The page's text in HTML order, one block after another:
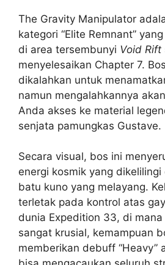
The Gravity Manipulator
kategori “Elite Remnant”
di area tersembunyi Void Rift
menyelesaikan Chapter 7.
dikalahkan untuk
namun mengalahkannya
Anda akses ke material
senjata pamungkas Gustave.
Secara visual, bos ini
energi kosmik yang dikelilingi
batu kuno yang melayang.
terletak pada kontrol atas
dunia Expedition 33, di
sangat krusial, kemampuan
memberikan debuff “Heavy”